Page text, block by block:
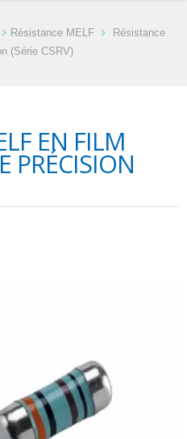
Résistance MELF
Résistance
(Série CSRV)
EN FILM
PRÉCISION